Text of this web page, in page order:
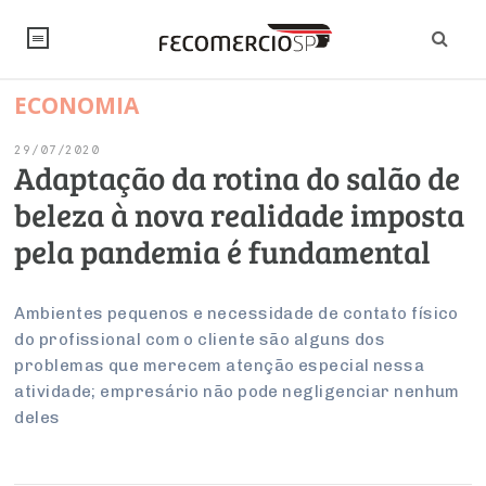
NOTÍCIAS
Editorial
Artigos
Institucional
PROJETOS ESPECIAIS:
UM BRASIL
UM BRASIL
Economia
Pesquisas
Brasil
Internacional
Modernização do Estado
Economia Digital
Legislação
Trabalho
Empresas
Arbitragem e Mediação
Negócios
Varejo
Atacado
Sustentabilidade
SINDICATOS
PESQUISAS
FALE CONOSCO
INSTITUCIONAL
Sobre
Imprensa
CONSELHOS
ECONOMIA
29/07/2020
Adaptação da rotina do salão de
beleza à nova realidade imposta
pela pandemia é fundamental
Ambientes pequenos e necessidade de contato físico
do profissional com o cliente são alguns dos
problemas que merecem atenção especial nessa
atividade; empresário não pode negligenciar nenhum
deles